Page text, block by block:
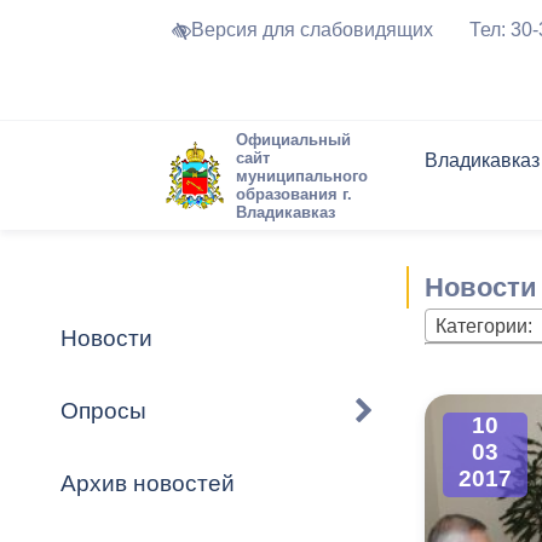
Версия для слабовидящих Тел:
Официальный
сайт
муниципального
образования г.
Владикавказ
Владикавказ
Устав города
Города-
городского
Торги и
Формы
Обратная
Комиссии
График
Новостная
Актуально
Новости
Опросы
Архив новостей
Новости
Категории:
10
03
2017